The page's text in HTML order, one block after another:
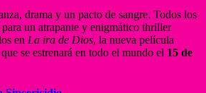
drama y un pacto de sangre. Todos los
un atrapante y enigmático thriller
en La ira de Dios, la nueva película
se estrenará en todo el mundo el 15 de